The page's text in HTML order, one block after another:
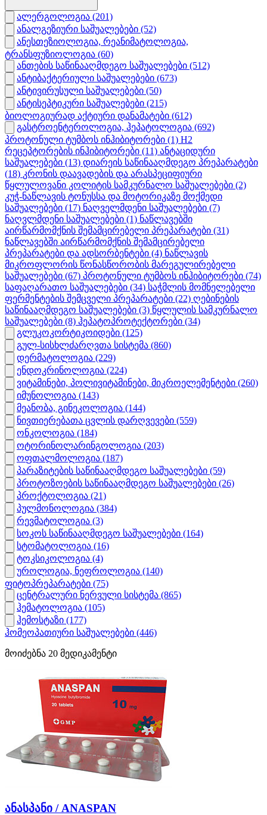
ალერგოლოგია (201)
ანალგეზიური საშუალებები (52)
ანესთეზიოლოგია, რეანიმატოლოგია,
ტრანსფუზიოლოგია (60)
ანთების საწინააღმდეგო საშუალებები (512)
ანტიბაქტერიული საშუალებები (673)
ანტივირუსული საშუალებები (50)
ანტისეპტიკური საშუალებები (215)
ბიოლოგიურად აქტიური დანამატები (612)
გასტროენტეროლოგია, ჰეპატოლოგია (692)
პროტონული ტუმბოს ინჰიბიტორები (1) H2
რეცეპტორების ინჰიბიტორები (11) ანტაციდური
საშუალებები (13) დიარეის საწინააღმდეგო პრეპარატები
(18) კრონის დაავადების და არასპეციფიური
წყლულოვანი კოლიტის სამკურნალო საშუალებები (2)
კუჭ-ნაწლავის ტონუსსა და მოტორიკაზე მოქმედი
საშუალებები (17) ნაღველმდენი საშუალებები (7)
ნაღვლმდენი საშუალებები (1) ნაწლავებში
აირწარმომქნის შემამცირებელი პრეპარატები (31)
ნაწლავებში აირწარმომქნის შემამცირებელი
პრეპარატები და ადსორბენტები (4) ნაწლავის
მიკროფლორის წონასწორობის მარეგულირებელი
საშუალებები (67) პროტონული ტუმბოს ინჰიბიტორები (74)
საფაღარათო საშუალებები (34) საჭმლის მომნელებელი
ფერმენტების შემცველი პრეპარატები (22) ღებინების
საწინააღმდეგო საშუალებები (3) წყლულის სამკურნალო
საშუალებები (8) ჰეპატოპროტექტორები (34)
გლუკოკორტიკოიდები (125)
გულ-სისხლძარღვთა სისტემა (860)
დერმატოლოგია (229)
ენდოკრინოლოგია (224)
ვიტამინები, პოლივიტამინები, მიკროელემენტები (260)
იმუნოლოგია (143)
მეანობა, გინეკოლოგია (144)
ნივთიერებათა ცვლის დარღვევები (559)
ონკოლოგია (184)
ოტორინოლარინგოლოგია (203)
ოფთალმოლოგია (187)
პარაზიტების საწინააღმდეგო საშუალებები (59)
პროტოზოების საწინააღმდეგო საშუალებები (26)
პროქტოლოგია (21)
პულმონოლოგია (384)
რევმატოლოგია (3)
სოკოს საწინააღმდეგო საშუალებები (164)
სტომატოლოგია (16)
ტოკსიკოლოგია (4)
უროლოგია, ნეფროლოგია (140)
ფიტოპრეპარატები (75)
ცენტრალური ნერვული სისტემა (865)
ჰემატოლოგია (105)
ჰემოსტაზი (177)
ჰომეოპათიური საშუალებები (446)
მოიძებნა 20 მედიკამენტი
ანასპანი / ANASPAN